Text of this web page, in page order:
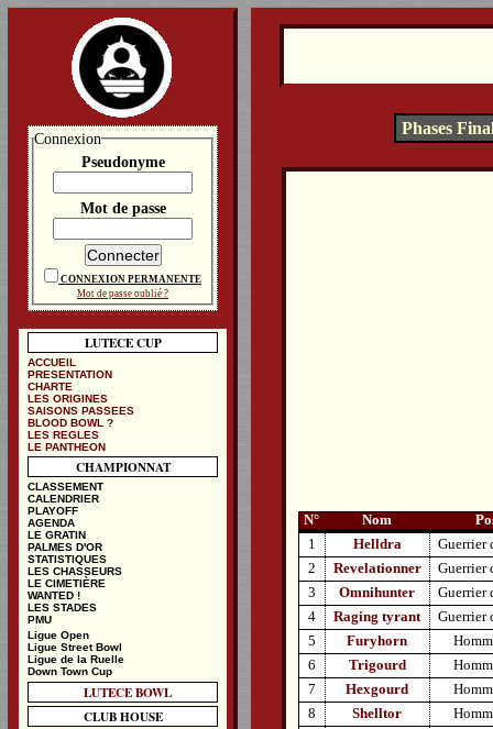
Phases
N° Nom
1
Helldra
Guerrier
2
Revelationner
Guerrier
3
Omnihunter
Guerrier
4
Raging tyrant
Guerrier
5
Furyhorn
6
Trigourd
7
Hexgourd
8
Shelltor
Connexion
Pseudonyme
Mot de passe
CONNEXION PERMANENTE
Mot de passe oublié ?
LUTECE CUP
ACCUEIL
PRESENTATION
CHARTE
LES ORIGINES
SAISONS PASSEES
BLOOD BOWL ?
LES REGLES
LE PANTHEON
CHAMPIONNAT
CLASSEMENT
CALENDRIER
PLAYOFF
AGENDA
LE GRATIN
PALMES D'OR
STATISTIQUES
LES CHASSEURS
LE CIMETIÈRE
WANTED !
LES STADES
PMU
Ligue Open
Ligue Street Bowl
Ligue de la Ruelle
Down Town Cup
LUTECE BOWL
CLUB HOUSE